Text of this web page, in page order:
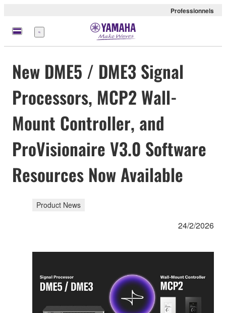
Professionnels
Menu
New DME5 / DME3 Signal
Processors, MCP2 Wall-
Mount Controller, and
ProVisionaire V3.0 Software
Resources Now Available
Product News
24/2/2026